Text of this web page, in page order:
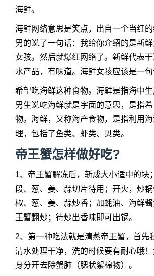
海鲜。
海鲜网络意思是笑点，出自一个当红
男的说了一句话：我给你介绍的是新
女孩。然后就爆红网络了。新鲜代表
水产品，有味道。海鲜女孩应该是一句
希望吃海鲜这种食物。海鲜是指海中
男生说吃海鲜就是字面的意思，是指
物。海鲜，又称海产食物，是指利用
理，包括了鱼类、虾类、贝类。
帝王蟹怎样做好吃?
1、帝王蟹解冻后，斩成大小适中的块
段、葱、姜、蒜切片待用；开火，炒
椒、葱、姜、蒜炒香；加蚝油、海鲜
王蟹翻炒；待炒出香味即可出锅。
2、第一种吃法就是清蒸帝王蟹，首先
清水处理干净，洗的时候要有耐心哦
身分开去除蟹肺（腮状絮棉物）。